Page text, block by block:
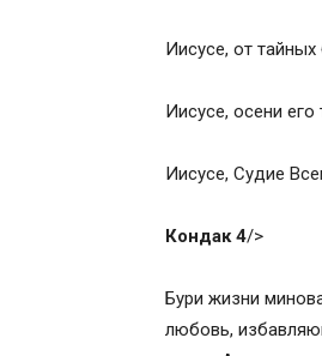
Иисусе, от тайных
Иисусе, осени его
Иисусе, Судие
Кондак 4/>
Бури жизни
любовь,